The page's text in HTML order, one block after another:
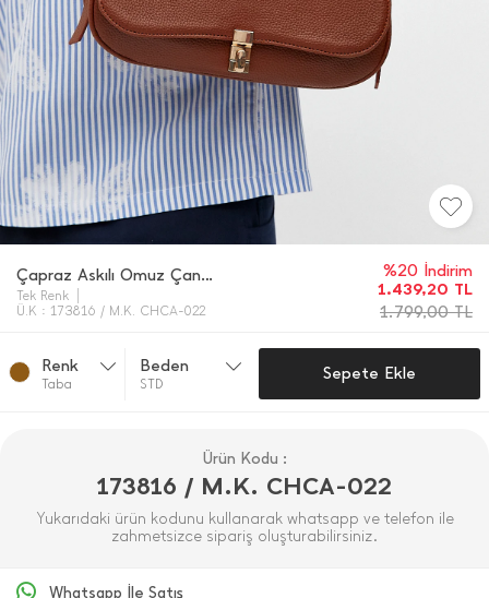
Çapraz Askılı Omuz Çantası
Tek Renk
Ü.K : 173816 / M.K. CHCA-022
%20 İndirim
1.439,20 TL
1.799,00TL
Renk
Taba
Beden
STD
Sepete Ekle
Ürün Kodu :
173816 / M.K. CHCA-022
Yukarıdaki ürün kodunu kullanarak whatsapp ve telefon ile
zahmetsizce sipariş oluşturabilirsiniz.
Whatsapp İle Satış